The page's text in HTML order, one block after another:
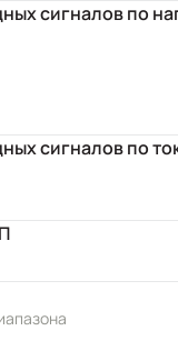
сигналов по
сигналов по